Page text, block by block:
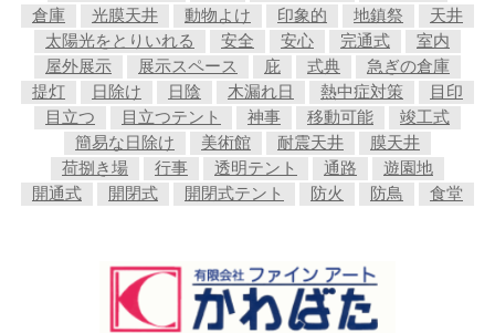
倉庫
光膜天井 動物よけ 印象的 地鎮祭
天井
太陽光をとりいれる
安全 安心 完通式
室内
屋外展示
展示スペース 庇 式典
急ぎの倉庫
提灯
日除け 日陰 木漏れ日 熱中症対策
目印
目立つ
目立つテント 神事 移動可能
竣工式
簡易な日除け
美術館 耐震天井
膜天井
荷捌き場
行事 透明テント 通路
遊園地
開通式
開閉式 開閉式テント 防火 防鳥 食堂